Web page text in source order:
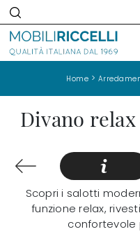
Home >
Divano
Scopri i salotti
funzione relax,
confortevole